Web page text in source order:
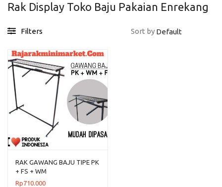
Rak Display Toko Baju Pakaian Enrekang
Filters Sort by
RAK GAWANG BAJU TIPE PK
+ FS + WM
Rp710.000